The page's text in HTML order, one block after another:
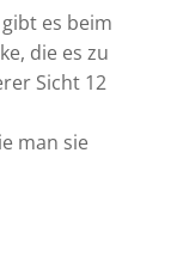
es beim
die es zu
Sicht 12
man sie